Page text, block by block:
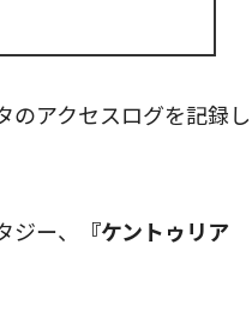
のアクセスログを記録し
ー、
『ケントゥリア